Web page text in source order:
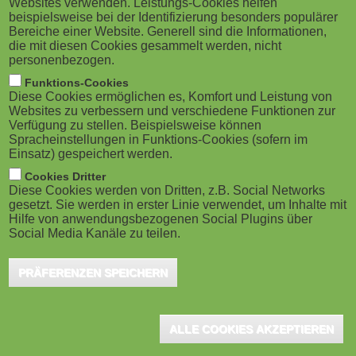
M
o
b
i
l
e
)
g
a
o
n
Zürich, Juni 2024 - Wie lässt sich die
Führungsentwicklung mit digitalen Formaten
unterstützen? Wie kann das in der Praxis
aussehen? Was sagen die Mitarbeitenden dazu? Zu
Gast im Webinar von Somedia Learning bei Simon
Knoth - am 25. Juni von 13.15 bis 14 Uhr - ist Mirjam
Minnier von der Genossenschaft Migros Aare.
Zu Gast bei Simon Knoth ist Mirjam Minnier von der
Genossenschaft Migros Aare. Sie gibt Einblick in das digitale
erzählt, worauf es bei der Umsetzung solcher Projekte ankommt.
Simon Knoth von Somedia Learning AG
Websites verwenden. Leistungs-Cookies helfen
beispielsweise bei der Identifizierung besonders populärer
Bereiche einer Website. Generell sind die Informationen,
die mit diesen Cookies gesammelt werden, nicht
personenbezogen.
Funktions-Cookies
Diese Cookies ermöglichen es, Komfort und Leistung von
Websites zu verbessern und verschiedene Funktionen zur
Verfügung zu stellen. Beispielsweise können
Spracheinstellungen in Funktions-Cookies (sofern im
Einsatz) gespeichert werden.
Cookies Dritter
Diese Cookies werden von Dritten, z.B. Social Networks
gesetzt. Sie werden in erster Linie verwendet, um Inhalte mit
Hilfe von anwendungsbezogenen Social Plugins über
Social Media Kanäle zu teilen.
PRÄFERENZEN SPEICHERN
ALLE COOKIES AKZEPTIEREN